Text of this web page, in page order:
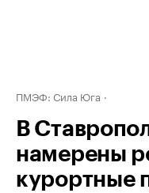
ПМЭФ: Сила Юга
В
намерены
курортные